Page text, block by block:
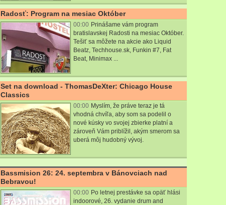
Radosť: Program na mesiac Október
00:00 Prinášame vám program
bratislavskej Radosti na mesiac Október.
Tešiť sa môžete na akcie ako Liquid
Beatz, Techhouse.sk, Funkin #7, Fat
Beat, Minimax ...
Set na download - ThomasDeXter: Chicago House
Classics
00:00 Myslím, že práve teraz je tá
vhodná chvíľa, aby som sa podelil o
nové kúsky vo svojej zbierke platní a
zároveň Vám priblížil, akým smerom sa
uberá môj hudobný vývoj.
Bassmision 26: 24. septembra v Bánovciach nad
Bebravou!
00:00 Po letnej prestávke sa opäť hlási
indoorové, 26. vydanie drum and